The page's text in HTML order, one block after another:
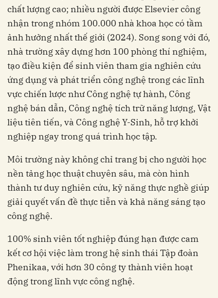
chất lượng cao; nhiều người được Elsevier công
nhận trong nhóm 100.000 nhà khoa học có tầm
ảnh hưởng nhất thế giới (2024). Song song với đó,
nhà trường xây dựng hơn 100 phòng thí nghiệm,
tạo điều kiện để sinh viên tham gia nghiên cứu
ứng dụng và phát triển công nghệ trong các lĩnh
vực chiến lược như Công nghệ tự hành, Công
nghệ bán dẫn, Công nghệ tích trữ năng lượng, Vật
liệu tiên tiến, và Công nghệ Y-Sinh, hỗ trợ khởi
nghiệp ngay trong quá trình học tập.
Môi trường này không chỉ trang bị cho người học
nền tảng học thuật chuyên sâu, mà còn hình
thành tư duy nghiên cứu, kỹ năng thực nghề giúp
giải quyết vấn đề thực tiễn và khả năng sáng tạo
công nghệ.
100% sinh viên tốt nghiệp đúng hạn được cam
kết cơ hội việc làm trong hệ sinh thái Tập đoàn
Phenikaa, với hơn 30 công ty thành viên hoạt
động trong lĩnh vực công nghệ.